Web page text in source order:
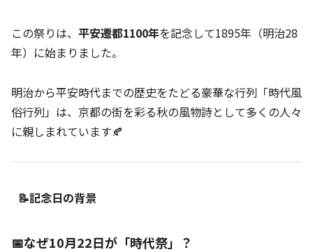
この祭りは、 平安遷都1100年を記念して1895年（明治28
年）に始まりました。
明治から平安時代までの歴史をたどる豪華な行列「時代風
俗行列」は、京都の街を彩る秋の風物詩として多くの人々
に親しまれています🍂
📝記念日の背景
📅なぜ10月22日が「時代祭」？